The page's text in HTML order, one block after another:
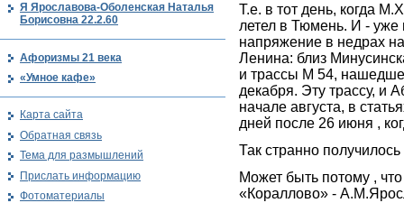
Т.е. в тот день, когда
летел в Тюмень. И - уже
напряжение в недрах
Ленина: близ
и трассы М 54,
декабря. Эту трассу, и
начале августа, в
дней после 26 июня ,
Так странно получилось
Может быть потому ,
«Кораллово» -
Я Ярославова-Оболенская Наталья
Борисовна 22.2.60
Афоризмы 21 века
«Умное кафе»
Карта сайта
Обратная связь
Тема для размышлений
Прислать информацию
Фотоматериалы